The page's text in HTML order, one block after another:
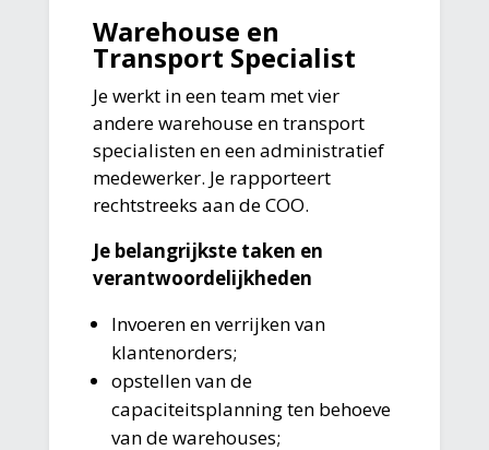
Warehouse en
Transport Specialist
Je werkt in een team met vier
andere warehouse en transport
specialisten en een administratief
medewerker. Je rapporteert
rechtstreeks aan de COO.
Je belangrijkste taken en
verantwoordelijkheden
Invoeren en verrijken van
klantenorders;
opstellen van de
capaciteitsplanning ten behoeve
van de warehouses;